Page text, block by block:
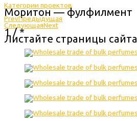
Категории проектов
Моритон — фулфилмент
PrevПредыдущая
СледующаяNext
1 / *
Листайте страницы сайта